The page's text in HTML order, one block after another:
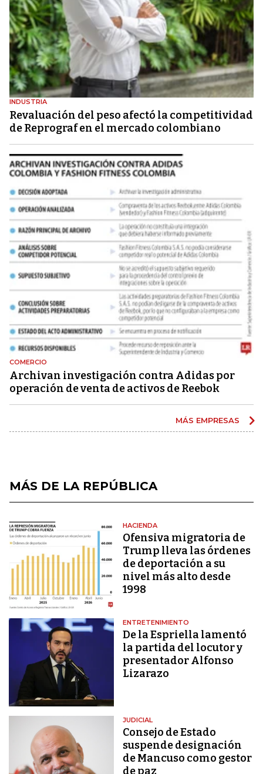
INDUSTRIA
Revaluación del peso afectó la competitividad
de Reprograf en el mercado colombiano
COMERCIO
Archivan investigación contra Adidas por
operación de venta de activos de Reebok
MÁS EMPRESAS
MÁS DE LA REPÚBLICA
HACIENDA
Ofensiva migratoria de
Trump lleva las órdenes
de deportación a su
nivel más alto desde
1998
ENTRETENIMIENTO
De la Espriella lamentó
la partida del locutor y
presentador Alfonso
Lizarazo
JUDICIAL
Consejo de Estado
suspende designación
de Mancuso como gestor
de paz